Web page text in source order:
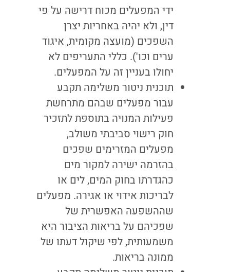
ידי המפעלים מכוח דרישה על פי
דין, ולא יהיה באחריות יצרן
השפכים (מועצה מקומית, איגוד
ערים וכו'). כללי התעריפים לא
יחולו בעניין זה על המפעלים.
תוכנית ניטור משלימה תקבע
עבור מפעלים שבהם מתרחשת
פעילות המנויה בתוספת לתזכיר
חוק רישוי סביבתי משולב,
מפעלים המזרימים שפכים
בהזרמה ישירה למקור מים
כהגדרתו בחוק המים, לים או
לבריכות אידוי או אגירה. מפעלים
שההשפעה האפשרית של
שפכיהם על בריאות הציבור היא
משמעותית, לפי שיקול דעתו של
ממונה בריאות.